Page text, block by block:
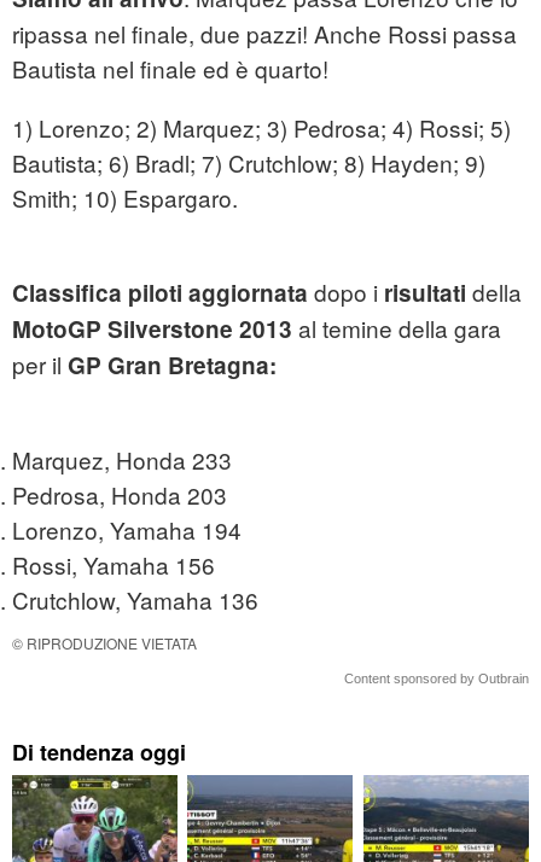
ripassa nel finale, due pazzi! Anche Rossi passa
Bautista nel finale ed è quarto!
1) Lorenzo; 2) Marquez; 3) Pedrosa; 4) Rossi; 5)
Bautista; 6) Bradl; 7) Crutchlow; 8) Hayden; 9)
Smith; 10) Espargaro.
Classifica piloti aggiornata dopo i risultati della
MotoGP Silverstone 2013 al temine della gara
per il GP Gran Bretagna:
Marquez, Honda 233
Pedrosa, Honda 203
Lorenzo, Yamaha 194
Rossi, Yamaha 156
Crutchlow, Yamaha 136
© RIPRODUZIONE VIETATA
Content sponsored by Outbrain
Di tendenza oggi